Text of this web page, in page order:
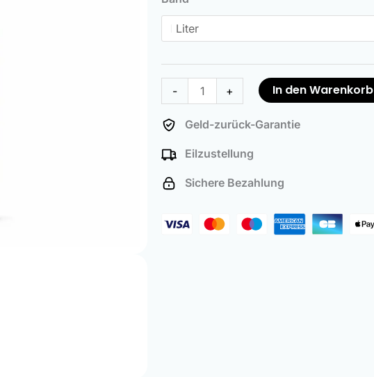
- + In den Warenkorb
Geld-zurück-Garantie
Eilzustellung
Sichere Bezahlung